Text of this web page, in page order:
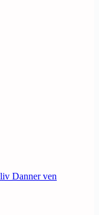
Danner ven